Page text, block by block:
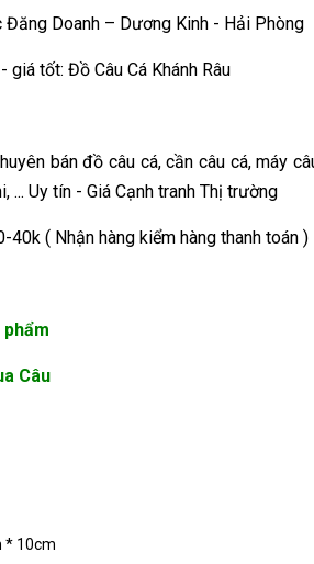
Doanh – Dương Kinh - Hải Phòng
tốt: Đồ Câu Cá Khánh Râu
bán đồ câu cá, cần câu cá, máy
... Uy tín - Giá Cạnh tranh Thị trường
40k ( Nhận hàng kiểm hàng thanh toán )
Câu
* 10cm